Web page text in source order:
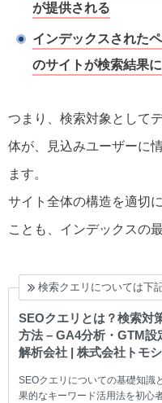
が提供される
インデックスされた
のサイトが検索結果
つまり、検索対象として
体が、見込みユーザーに
ます。
サイト全体の構造を適切
ことも、インデックスの
検索クエリについては下
SEOクエリとは？検索対
方法 – GA4分析・GTM設
解析会社 | 株式会社トモ
SEOクエリについての基礎知識
果的なキーワード活用法を初心